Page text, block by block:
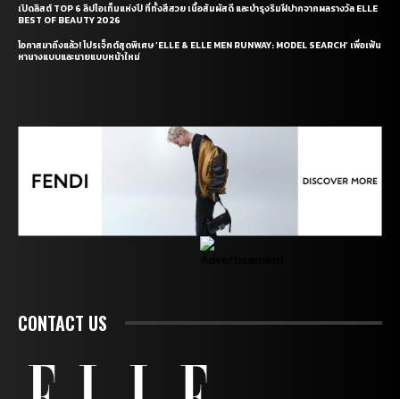
เปิดลิสต์ TOP 6 ลิปไอเท็มแห่งปี ที่ทั้งสีสวย เนื้อสัมผัสดี และบำรุงริมฝีปากจากผลรางวัล ELLE
BEST OF BEAUTY 2026
โอกาสมาถึงแล้ว! โปรเจ็กต์สุดพิเศษ ‘ELLE & ELLE MEN RUNWAY: MODEL SEARCH’ เพื่อเฟ้น
หานางแบบและนายแบบหน้าใหม่
CONTACT US